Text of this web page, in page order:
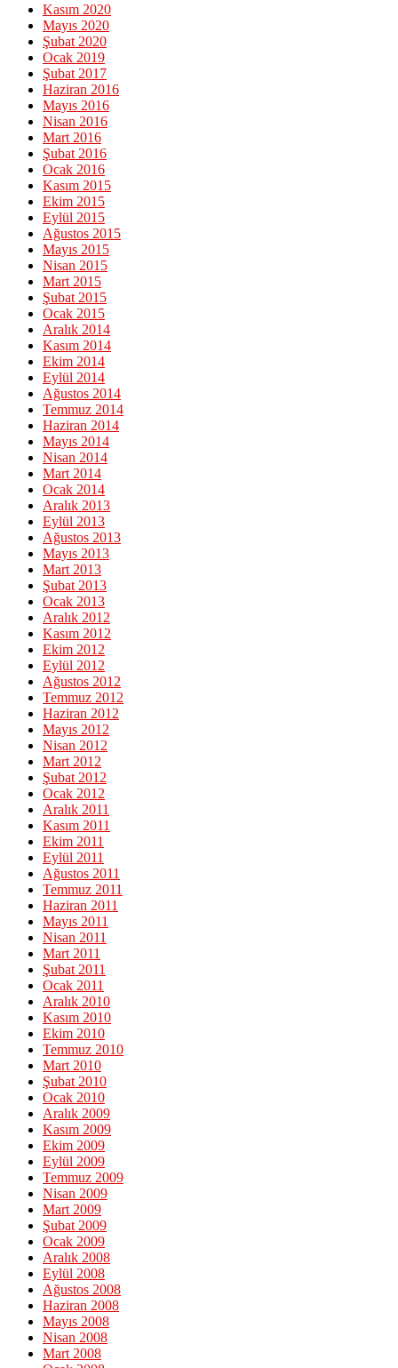
Kasım 2020
Mayıs 2020
Şubat 2020
Ocak 2019
Şubat 2017
Haziran 2016
Mayıs 2016
Nisan 2016
Mart 2016
Şubat 2016
Ocak 2016
Kasım 2015
Ekim 2015
Eylül 2015
Ağustos 2015
Mayıs 2015
Nisan 2015
Mart 2015
Şubat 2015
Ocak 2015
Aralık 2014
Kasım 2014
Ekim 2014
Eylül 2014
Ağustos 2014
Temmuz 2014
Haziran 2014
Mayıs 2014
Nisan 2014
Mart 2014
Ocak 2014
Aralık 2013
Eylül 2013
Ağustos 2013
Mayıs 2013
Mart 2013
Şubat 2013
Ocak 2013
Aralık 2012
Kasım 2012
Ekim 2012
Eylül 2012
Ağustos 2012
Temmuz 2012
Haziran 2012
Mayıs 2012
Nisan 2012
Mart 2012
Şubat 2012
Ocak 2012
Aralık 2011
Kasım 2011
Ekim 2011
Eylül 2011
Ağustos 2011
Temmuz 2011
Haziran 2011
Mayıs 2011
Nisan 2011
Mart 2011
Şubat 2011
Ocak 2011
Aralık 2010
Kasım 2010
Ekim 2010
Temmuz 2010
Mart 2010
Şubat 2010
Ocak 2010
Aralık 2009
Kasım 2009
Ekim 2009
Eylül 2009
Temmuz 2009
Nisan 2009
Mart 2009
Şubat 2009
Ocak 2009
Aralık 2008
Eylül 2008
Ağustos 2008
Haziran 2008
Mayıs 2008
Nisan 2008
Mart 2008